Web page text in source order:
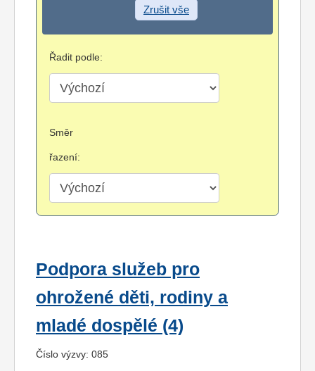
Zrušit vše
Řadit podle:
Směr
řazení:
Podpora služeb pro
ohrožené děti, rodiny a
mladé dospělé (4)
Číslo výzvy: 085